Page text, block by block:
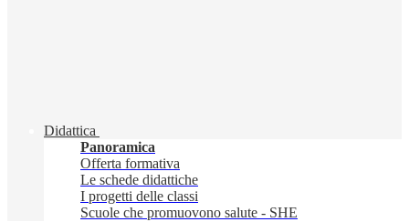
Didattica
Panoramica
Offerta formativa
Le schede didattiche
I progetti delle classi
Scuole che promuovono salute - SHE